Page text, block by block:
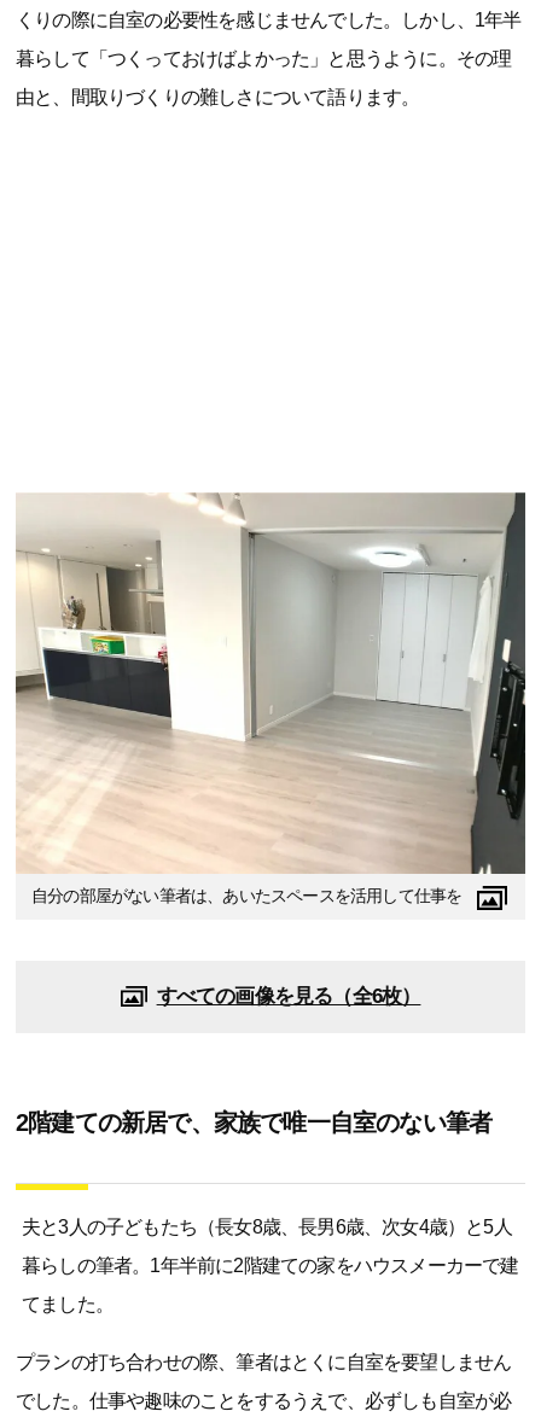
くりの際に自室の必要性を感じませんでした。しかし、1年半
暮らして「つくっておけばよかった」と思うように。その理
由と、間取りづくりの難しさについて語ります。
自分の部屋がない筆者は、あいたスペースを活用して仕事を
すべての画像を見る（全6枚）
2階建ての新居で、家族で唯一自室のない筆者
夫と3人の子どもたち（長女8歳、長男6歳、次女4歳）と5人
暮らしの筆者。1年半前に2階建ての家をハウスメーカーで建
てました。
プランの打ち合わせの際、筆者はとくに自室を要望しません
でした。仕事や趣味のことをするうえで、必ずしも自室が必